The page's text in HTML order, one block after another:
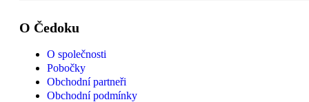
O Čedoku
O společnosti
Pobočky
Obchodní partneři
Obchodní podmínky